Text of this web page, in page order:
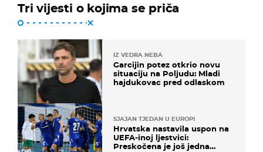
Tri vijesti o kojima se priča
IZ VEDRA NEBA
Garcijin potez otkrio novu
situaciju na Poljudu: Mladi
hajdukovac pred odlaskom
SJAJAN TJEDAN U EUROPI
Hrvatska nastavila uspon na
UEFA-inoj ljestvici:
Preskočena je još jedna